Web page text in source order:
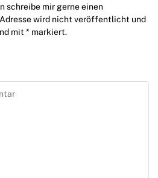
schreibe mir gerne einen
wird nicht veröffentlicht und
mit * markiert.